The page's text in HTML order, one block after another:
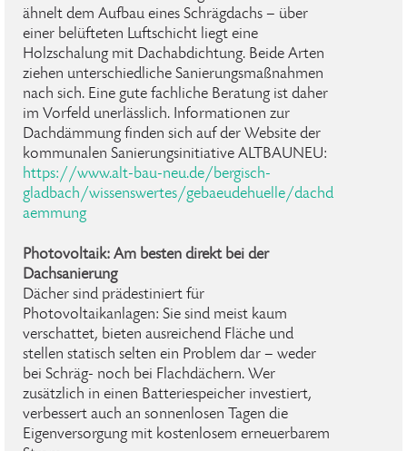
ähnelt dem Aufbau eines Schrägdachs – über
einer belüfteten Luftschicht liegt eine
Holzschalung mit Dachabdichtung. Beide Arten
ziehen unterschiedliche Sanierungsmaßnahmen
nach sich. Eine gute fachliche Beratung ist daher
im Vorfeld unerlässlich. Informationen zur
Dachdämmung finden sich auf der Website der
kommunalen Sanierungsinitiative ALTBAUNEU:
https://www.alt-bau-neu.de/bergisch-
gladbach/wissenswertes/gebaeudehuelle/dachd
aemmung
Photovoltaik: Am besten direkt bei der
Dachsanierung
Dächer sind prädestiniert für
Photovoltaikanlagen: Sie sind meist kaum
verschattet, bieten ausreichend Fläche und
stellen statisch selten ein Problem dar – weder
bei Schräg- noch bei Flachdächern. Wer
zusätzlich in einen Batteriespeicher investiert,
verbessert auch an sonnenlosen Tagen die
Eigenversorgung mit kostenlosem erneuerbarem